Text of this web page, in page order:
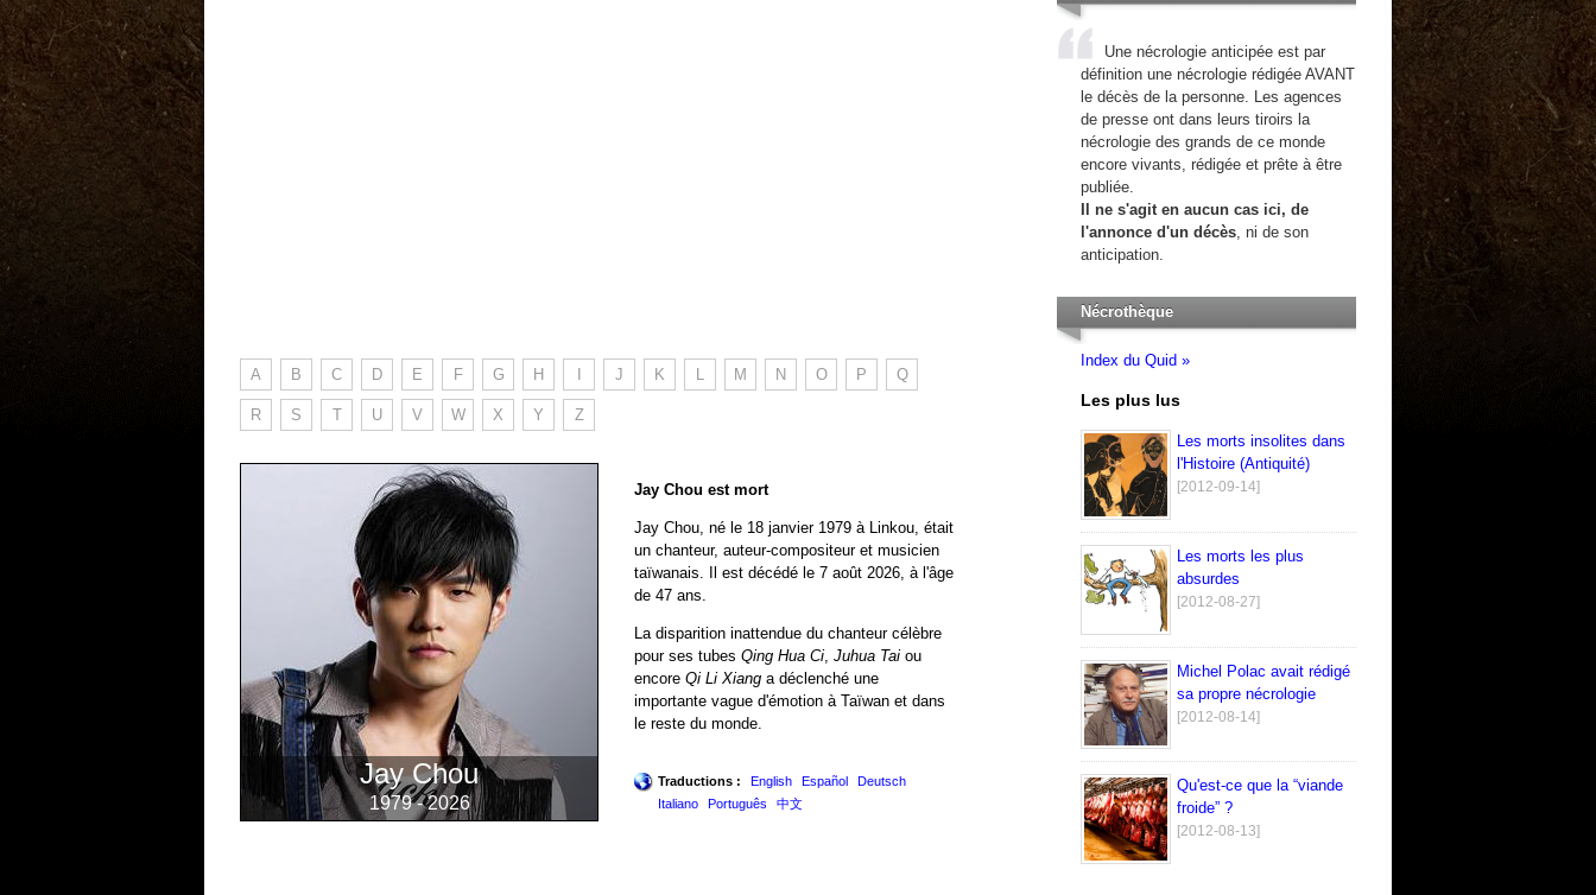
A B C D E F G H J K L M N O P Q
R S T U V W X Y Z
Jay Chou
1979 - 2026
Jay Chou est mort
Jay Chou, né le 18 janvier 1979 à Linkou, était
un chanteur, auteur-compositeur et musicien
taïwanais. Il est décédé le 7 août 2026, à l'âge
de 47 ans.
La disparition inattendue du chanteur célèbre
pour ses tubes Qing Hua Ci Juhua Tai ou
encore Qi Li Xiang a déclenché une
importante vague d'émotion à Taïwan et dans
le reste du monde.
Traductions : English Español
Deutsch
Italiano
Português 中文
Une nécrologie anticipée est par
définition une nécrologie rédigée AVANT
le décès de la personne. Les agences
de presse ont dans leurs tiroirs la
nécrologie des grands de ce monde
encore vivants, rédigée et prête à être
publiée.
Il ne s'agit en aucun cas ici, de
l'annonce d'un décès, ni de son
anticipation.
Nécrothèque
Index du Quid »
Les plus lus
Les morts insolites dans
l'Histoire (Antiquité)
[2012-09-14]
Les morts les plus
absurdes
[2012-08-27]
Michel Polac avait rédigé
sa propre nécrologie
[2012-08-14]
Qu'est-ce que la “viande
froide” ?
[2012-08-13]